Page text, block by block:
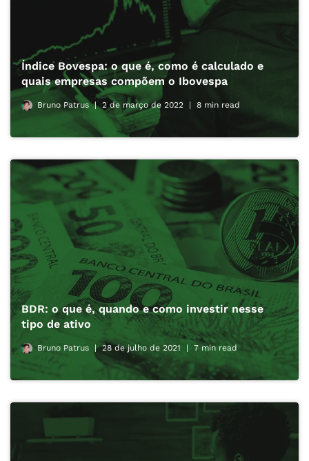
Índice Bovespa: o que é, como é calculado e
quais empresas compõem o Ibovespa
Bruno Patrus 2 de março de 2022 8 min read
BDR: o que é, quando e como investir nesse
tipo de ativo
Bruno Patrus 28 de julho de 2021 7 min read